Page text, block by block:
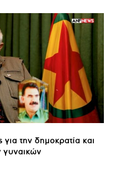
την δημοκρατία και
γυναικών